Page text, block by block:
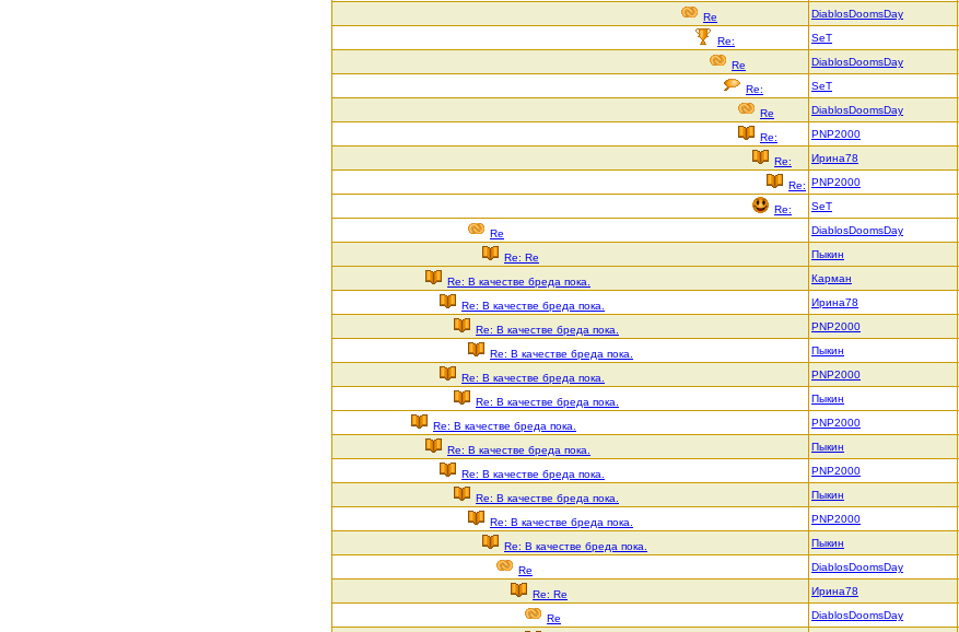
Re DiablosDoomsDay
Re: SeT
Re DiablosDoomsDay
Re: SeT
Re DiablosDoomsDay
Re: PNP2000
Re: Ирина78
Re: PNP2000
Re: SeT
Re DiablosDoomsDay
Re: Re Пыкин
Re: В качестве бреда пока. Карман
Re: В качестве бреда пока. Ирина78
Re: В качестве бреда пока. PNP2000
Re: В качестве бреда пока. Пыкин
Re: В качестве бреда пока. PNP2000
Re: В качестве бреда пока. Пыкин
Re: В качестве бреда пока. PNP2000
Re: В качестве бреда пока. Пыкин
Re: В качестве бреда пока. PNP2000
Re: В качестве бреда пока. Пыкин
Re: В качестве бреда пока. PNP2000
Re: В качестве бреда пока. Пыкин
Re DiablosDoomsDay
Re: Re Ирина78
Re DiablosDoomsDay